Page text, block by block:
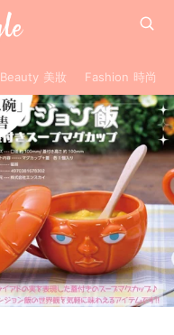
Beauty 美妝 Fashion 時尚